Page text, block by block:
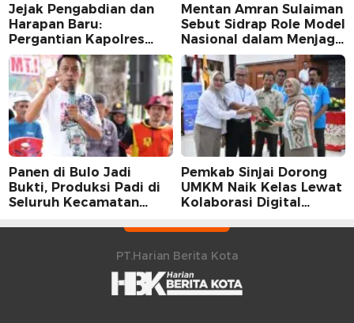
Jejak Pengabdian dan
Harapan Baru:
Pergantian Kapolres
Sidrap dalam Perspektif
Karier Dua Perwira
Mentan Amran Sulaiman
Sebut Sidrap Role Model
Nasional dalam Menjaga
Stabilitas Harga Telur
Panen di Bulo Jadi
Bukti, Produksi Padi di
Seluruh Kecamatan
Peningkatan
Pemkab Sinjai Dorong
UMKM Naik Kelas Lewat
Kolaborasi Digital
PT.Harian Berita Kota